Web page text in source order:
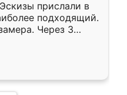
прислали в
подходящий.
Через 3
Остались
Ренессанс
работу!